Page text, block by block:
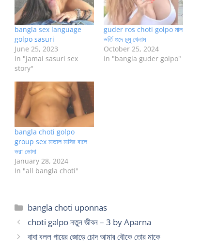
bangla sex language
golpo sasuri
June 25, 2023
In "jamai sasuri sex
story"
guder ros choti golpo মাল
ভর্তি গুদে চুমু খেলাম
October 25, 2024
In "bangla guder golpo"
bangla choti golpo
group sex মাতাল মাসির বালে
ভরা ভোদা
January 28, 2024
In "all bangla choti"
Categories
bangla choti uponnas
choti galpo নতুন জীবন – 3 by Aparna
বাবা বলল গায়ের জোড়ে চোদ আমার বৌকে তোর মাকে